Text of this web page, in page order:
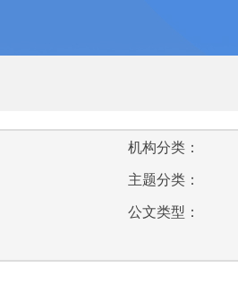
机构分类：
主题分类：
公文类型：